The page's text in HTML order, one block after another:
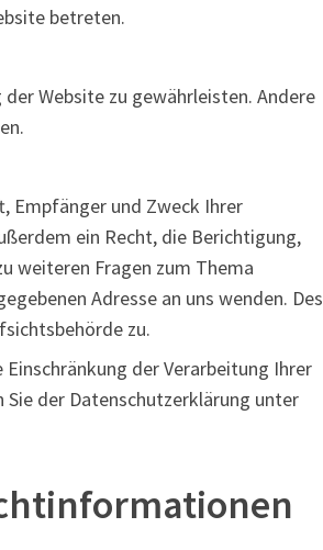
betreten.
Website zu gewährleisten. Andere
Empfänger und Zweck Ihrer
ein Recht, die Berichtigung,
weiteren Fragen zum Thema
Adresse an uns wenden. Des
zu.
der Verarbeitung Ihrer
Sie der Datenschutzerklärung unter